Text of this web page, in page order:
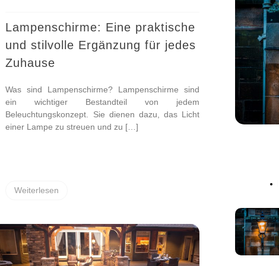
und
stilvolle
Ergänzung
Lampenschirme: Eine praktische
und stilvolle Ergänzung für jedes
Zuhause
Was sind Lampenschirme? Lampenschirme sind
ein wichtiger Bestandteil von jedem
Beleuchtungskonzept. Sie dienen dazu, das Licht
einer Lampe zu streuen und zu […]
Weiterlesen